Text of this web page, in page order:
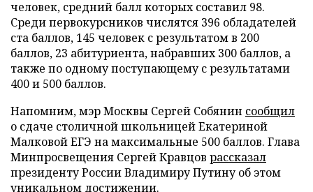
человек, средний балл которых составил 98.
Среди первокурсников числятся 396 обладателей
ста баллов, 145 человек с результатом в 200
баллов, 23 абитуриента, набравших 300 баллов, а
также по одному поступающему с результатами
400 и 500 баллов.
Напомним, мэр Москвы Сергей Собянин сообщил
о сдаче столичной школьницей Екатериной
Малковой ЕГЭ на максимальные 500 баллов. Глава
Минпросвещения Сергей Кравцов рассказал
президенту России Владимиру Путину об этом
уникальном достижении.